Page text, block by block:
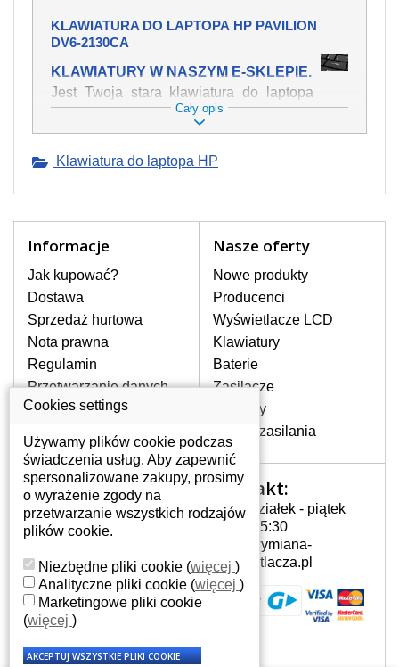
KLAWIATURA DO LAPTOPA HP PAVILION
DV6-2130CA
KLAWIATURY W NASZYM E-SKLEPIE.
Jest Twoja stara klawiatura do laptopa
HP Pavilion dv6-2130ca mechanicznie
uszkodzona, polałeś ją płynem, który
swojej pozycji? Kup nową klawiaturę,
Oferujemy oryginalne klawiatury w
stronie internetowej ją znajdziesz za
pomocy wyszukiwarki. Wystarczy znać
model laptopa. Przy każdej klawiaturze
nie może brakować szczególowe zdjęcie
do aktualnego stanu naszego magazynu.
W JAKI SPOSÓB MOŻE SIĘ
PRZEJAWIAĆ USTERKA
Częstymi objawami są pomijanie liter
czy wyświetlanie innych liter oraz
dublowanie tych samych znaków. W
przypadku podlicia klawisze nie
powrócą do pierwotnej pozycji. Albo
też uszkodzenie mechaniczne, np.
JAK TO DZIAŁA?
Klawiatura składa się z kilku
warstw folii, z których przewodzą
przewodzące warstwy.
Cały opis
Klawiatura do laptopa HP
Informacje
Jak kupować?
Dostawa
Sprzedaż hurtowa
Nota prawna
Regulamin
Przetwarzanie danych
osobowych
Gdzie nas znajdziesz
Nasze oferty
Nowe produkty
Producenci
Wyświetlacze LCD
Klawiatury
Baterie
Zasilacze
Zawiasy
Złącza zasilania
Twoje konto
Twoje konto
Dane osobowe
Adresy
Historia zamówień
Kontakt:
Poniedziałek - piątek
7:00 - 15:30
info@wymiana-
wyswietlacza.pl
Cookies settings
Używamy plików cookie podczas
świadczenia usług. Aby zapewnić
spersonalizowane zakupy, prosimy
o wyrażenie zgody na
przetwarzanie wszystkich rodzajów
plików cookie.
Niezbędne pliki cookie (więcej )
Analityczne pliki cookie (więcej )
Marketingowe pliki cookie
(więcej )